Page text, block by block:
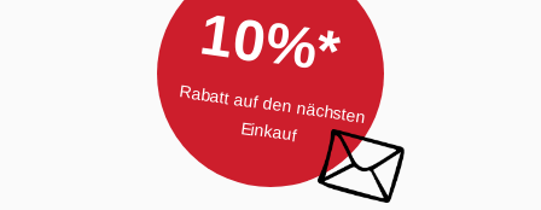
10%*
Rabatt auf den nächsten
Einkauf